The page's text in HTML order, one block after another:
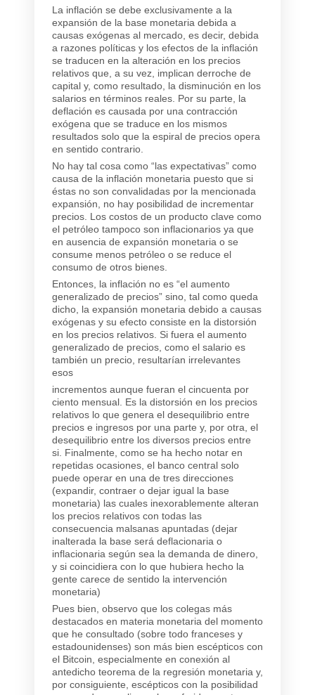
La inflación se debe exclusivamente a la
expansión de la base monetaria debida a
causas exógenas al mercado, es decir, debida
a razones políticas y los efectos de la inflación
se traducen en la alteración en los precios
relativos que, a su vez, implican derroche de
capital y, como resultado, la disminución en los
salarios en términos reales. Por su parte, la
deflación es causada por una contracción
exógena que se traduce en los mismos
resultados solo que la espiral de precios opera
en sentido contrario.
No hay tal cosa como “las expectativas” como
causa de la inflación monetaria puesto que si
éstas no son convalidadas por la mencionada
expansión, no hay posibilidad de incrementar
precios. Los costos de un producto clave como
el petróleo tampoco son inflacionarios ya que
en ausencia de expansión monetaria o se
consume menos petróleo o se reduce el
consumo de otros bienes.
Entonces, la inflación no es “el aumento
generalizado de precios” sino, tal como queda
dicho, la expansión monetaria debido a causas
exógenas y su efecto consiste en la distorsión
en los precios relativos. Si fuera el aumento
generalizado de precios, como el salario es
también un precio, resultarían irrelevantes
esos
incrementos aunque fueran el cincuenta por
ciento mensual. Es la distorsión en los precios
relativos lo que genera el desequilibrio entre
precios e ingresos por una parte y, por otra, el
desequilibrio entre los diversos precios entre
si. Finalmente, como se ha hecho notar en
repetidas ocasiones, el banco central solo
puede operar en una de tres direcciones
(expandir, contraer o dejar igual la base
monetaria) las cuales inexorablemente alteran
los precios relativos con todas las
consecuencia malsanas apuntadas (dejar
inalterada la base será deflacionaria o
inflacionaria según sea la demanda de dinero,
y si coincidiera con lo que hubiera hecho la
gente carece de sentido la intervención
monetaria)
Pues bien, observo que los colegas más
destacados en materia monetaria del momento
que he consultado (sobre todo franceses y
estadounidenses) son más bien escépticos con
el Bitcoin, especialmente en conexión al
antedicho teorema de la regresión monetaria y,
por consiguiente, escépticos con la posibilidad